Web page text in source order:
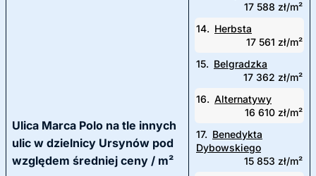
Ulica Marca Polo na tle innych
ulic w dzielnicy Ursynów pod
względem średniej ceny / m²
17 588 zł/m²
14. Herbsta
17 561 zł/m²
15. Belgradzka
17 362 zł/m²
16. Alternatywy
16 610 zł/m²
17. Benedykta
Dybowskiego
15 853 zł/m²